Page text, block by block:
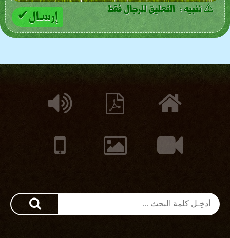
⚠ تنبيه : التعليق للرجال فقط